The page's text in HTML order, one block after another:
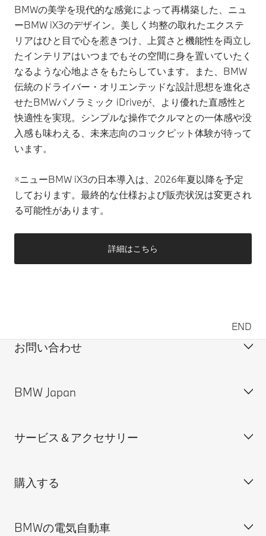
BMWの美学を現代的な感覚によって再構築した、ニュ
ーBMW iX3のデザイン。美しく均整の取れたエクステ
リアはひと目で心を惹きつけ、上質さと機能性を両立し
たインテリアはいつまでもその空間に身を置いていたく
なるような心地よさをもたらしています。また、BMW
伝統のドライバー・オリエンテッドな設計思想を進化さ
せたBMWパノラミック iDriveが、より優れた直感性と
快適性を実現。シンプルな操作でクルマとの一体感や没
入感も味わえる、未来志向のコックピット体験が待って
います。
※ニューBMW iX3の日本導入は、2026年夏以降を予定
しております。最終的な仕様および販売状況は変更され
る可能性があります。
詳細はこちら
END
お問い合わせ
カスタマー・サポート＆お問い合わせ
見積依頼
ディーラー検索
BMW Japan
会社概要
BMW正規ディーラー採用情報
BMWのCSR活動
サービス＆アクセサリー
BMW Service
BMW純正アクセサリー
購入する
ご購入の前に
BMWの電気自動車